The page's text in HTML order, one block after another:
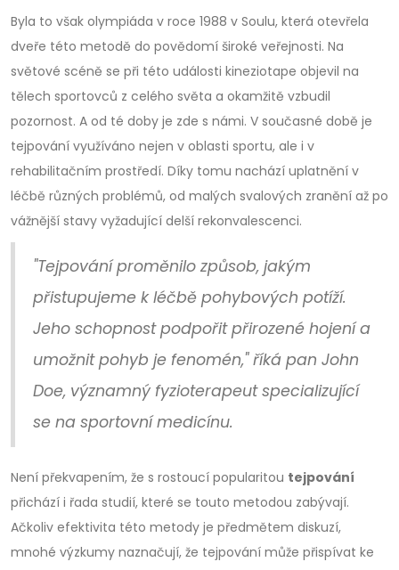
Byla to však olympiáda v roce 1988 v Soulu, která otevřela
dveře této metodě do povědomí široké veřejnosti. Na
světové scéně se při této události kineziotape objevil na
tělech sportovců z celého světa a okamžitě vzbudil
pozornost. A od té doby je zde s námi. V současné době je
tejpování využíváno nejen v oblasti sportu, ale i v
rehabilitačním prostředí. Díky tomu nachází uplatnění v
léčbě různých problémů, od malých svalových zranění až po
vážnější stavy vyžadující delší rekonvalescenci.
"Tejpování proměnilo způsob, jakým
přistupujeme k léčbě pohybových potíží.
Jeho schopnost podpořit přirozené hojení a
umožnit pohyb je fenomén," říká pan John
Doe, významný fyzioterapeut specializující
se na sportovní medicínu.
Není překvapením, že s rostoucí popularitou tejpování
přichází i řada studií, které se touto metodou zabývají.
Ačkoliv efektivita této metody je předmětem diskuzí,
mnohé výzkumy naznačují, že tejpování může přispívat ke